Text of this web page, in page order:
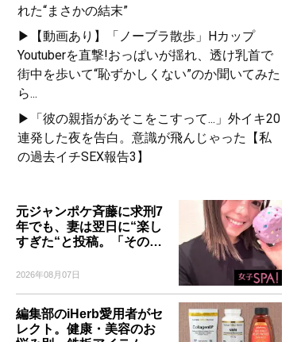
れた“まさかの結末”
▶【動画あり】「ノーブラ散歩」Hカップ
Youtuberを直撃!おっぱいが揺れ、透け乳首で
街中を歩いて“恥ずかしくない”のか聞いてみた
ら...
▶「彼の親指があそこをこすって...」外イキ20
連発した夜を告白。意識が飛んじゃった【私
の過去イチSEX報告3】
元ジャンポケ斉藤に求刑7
年でも、妻は翌日に“楽し
すぎた“と投稿。「その…
2026年08月07日
編集部のiHerb愛用者がセ
レクト。健康・美容のお